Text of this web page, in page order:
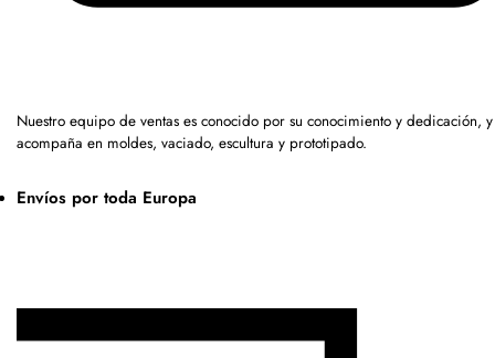
Nuestro equipo de ventas es conocido por su conocimiento y dedicación,
acompaña en moldes, vaciado, escultura y prototipado.
Envíos por toda Europa